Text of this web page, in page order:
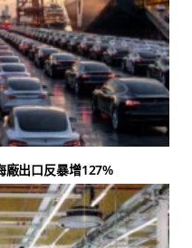
廠出口反暴增127%